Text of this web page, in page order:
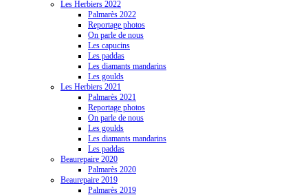
Les Herbiers 2022
Palmarès 2022
Reportage photos
On parle de nous
Les capucins
Les paddas
Les diamants mandarins
Les goulds
Les Herbiers 2021
Palmarès 2021
Reportage photos
On parle de nous
Les goulds
Les diamants mandarins
Les paddas
Beaurepaire 2020
Palmarès 2020
Beaurepaire 2019
Palmarès 2019